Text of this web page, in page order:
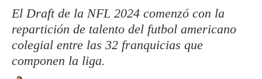
El Draft de la NFL 2024 comenzó con la
repartición de talento del futbol americano
colegial entre las 32 franquicias que
componen la liga.